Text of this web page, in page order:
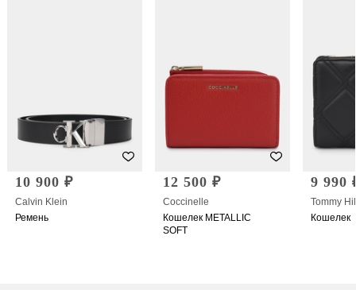
10 900 ₽
Calvin Klein
Ремень
12 500 ₽
Coccinelle
Кошелек METALLIC
SOFT
9 990
Tommy
Кошелек